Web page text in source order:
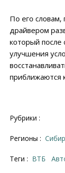
По его словам,
драйвером
который после
улучшения
приближаются
Рубрики :
Регионы :
Теги : ВТБ